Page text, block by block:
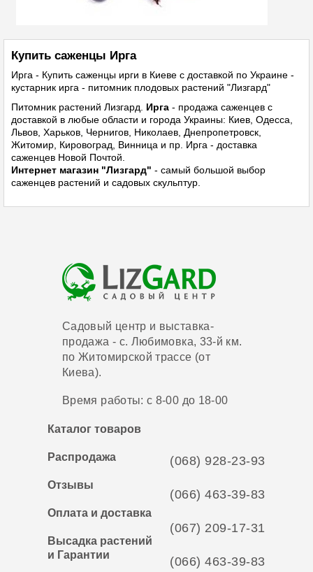
Купить саженцы Ирга
Ирга - Купить саженцы ирги в Киеве с доставкой по Украине -
кустарник ирга - питомник плодовых растений "Лизгард"
Питомник растений Лизгард. Ирга - продажа саженцев с
доставкой в любые области и города Украины: Киев, Одесса,
Львов, Харьков, Чернигов, Николаев, Днепропетровск,
Житомир, Кировоград, Винница и пр. Ирга - доставка
саженцев Новой Почтой.
Интернет магазин "Лизгард" - самый большой выбор
саженцев растений и садовых скульптур.
Садовый центр и выставка-
продажа - с. Любимовка, 33-й км.
по Житомирской трассе (от
Киева).
Время работы: с 8-00 до 18-00
Каталог товаров
Распродажа
Отзывы
Оплата и доставка
Высадка растений
и Гарантии
(068) 928-23-93
(066) 463-39-83
(067) 209-17-31
(066) 463-39-83